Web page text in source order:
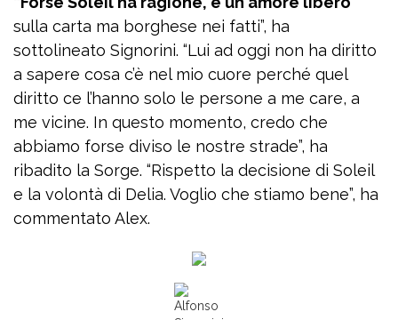
sulla carta ma borghese nei fatti”, ha
sottolineato Signorini. “Lui ad oggi non ha diritto
a sapere cosa c’è nel mio cuore perché quel
diritto ce l’hanno solo le persone a me care, a
me vicine. In questo momento, credo che
abbiamo forse diviso le nostre strade”, ha
ribadito la Sorge. “Rispetto la decisione di Soleil
e la volontà di Delia. Voglio che stiamo bene”, ha
commentato Alex.
Alfonso